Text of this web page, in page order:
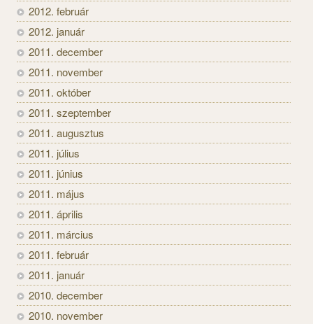
2012. február
2012. január
2011. december
2011. november
2011. október
2011. szeptember
2011. augusztus
2011. július
2011. június
2011. május
2011. április
2011. március
2011. február
2011. január
2010. december
2010. november